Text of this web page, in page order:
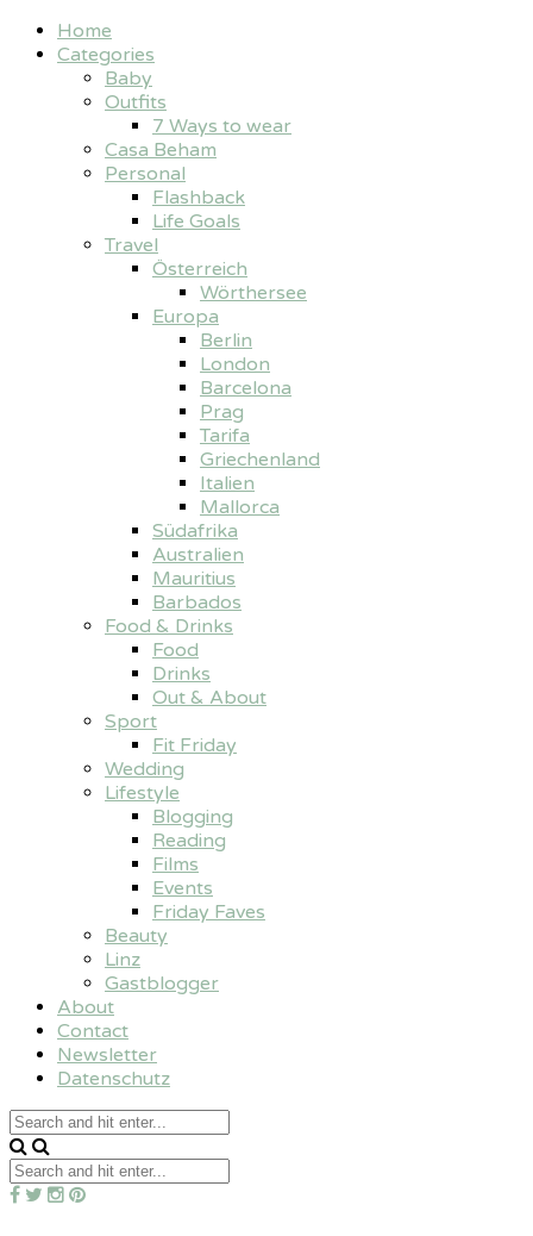
Home
Categories
Baby
Outfits
7 Ways to wear
Casa Beham
Personal
Flashback
Life Goals
Travel
Österreich
Wörthersee
Europa
Berlin
London
Barcelona
Prag
Tarifa
Griechenland
Italien
Mallorca
Südafrika
Australien
Mauritius
Barbados
Food & Drinks
Food
Drinks
Out & About
Sport
Fit Friday
Wedding
Lifestyle
Blogging
Reading
Films
Events
Friday Faves
Beauty
Linz
Gastblogger
About
Contact
Newsletter
Datenschutz